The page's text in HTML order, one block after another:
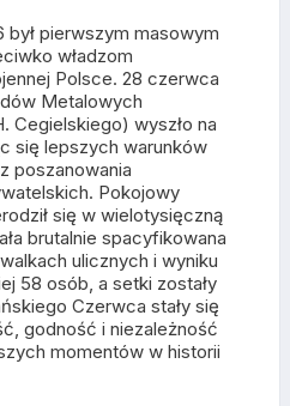
był pierwszym masowym
władzom
Polsce. 28 czerwca
Metalowych
Cegielskiego) wyszło na
się lepszych warunków
poszanowania
Pokojowy
się w wielotysięczną
brutalnie spacyfikowana
ulicznych i wyniku
58 osób, a setki zostały
Czerwca stały się
godność i niezależność
momentów w historii